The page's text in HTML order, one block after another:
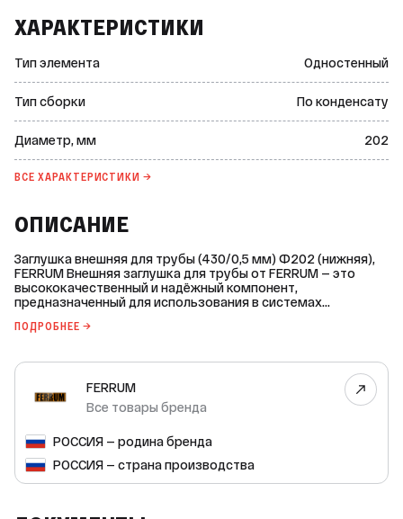
ХАРАКТЕРИСТИКИ
Тип элемента Одностенный
Тип сборки По конденсату
Диаметр, мм 202
ВСЕ ХАРАКТЕРИСТИКИ →
ОПИСАНИЕ
Заглушка внешняя для трубы (430/0,5 мм) Ф202 (нижняя),
FERRUM Внешняя заглушка для трубы от FERRUM — это
высококачественный и надёжный компонент,
предназначенный для использования в системах
безопасность системы, а также защищает её от внешних
430. * Монтаж: внешний. * Рабочая температура: до 450 °С.
* Тип элемента: универсальный. Эта заглушка идеально
подходит для использования с трубами диаметром 202
мм и толщиной 0,5 мм. Она легко устанавливается и
обеспечивает надёжное соединение. Выбирая внешнюю
заглушку для трубы от FERRUM, вы получаете
качественный продукт, который прослужит вам долгие
годы.
ПОДРОБНЕЕ →
FERRUM
Все товары бренда
РОССИЯ — родина бренда
РОССИЯ — страна производства